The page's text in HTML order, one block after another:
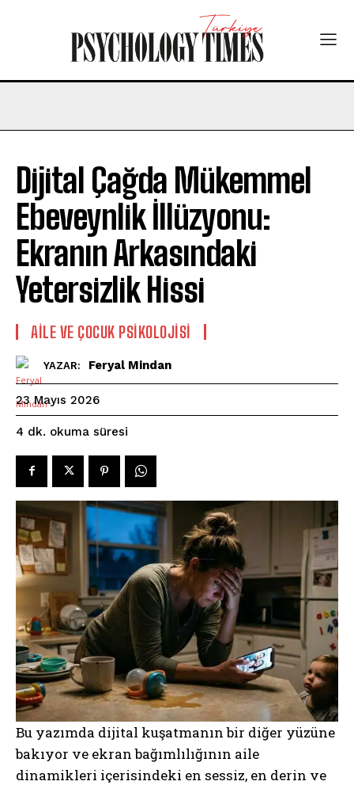
Dijital Çağda Mükemmel
Ebeveynlik İllüzyonu:
Ekranın Arkasındaki
Yetersizlik Hissi
AILE VE ÇOCUK PSIKOLOJISI
YAZAR: Feryal Mindan
23 Mayıs 2026
4 dk. okuma süresi
Bu yazımda dijital kuşatmanın bir diğer yüzüne
bakıyor ve ekran bağımlılığının aile
dinamikleri içerisindeki en sessiz, en derin ve